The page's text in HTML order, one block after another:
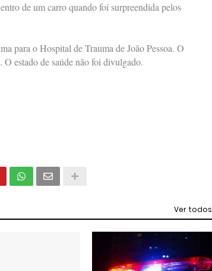
de um carro quando foi surpreendida pelos
para o Hospital de Trauma de João Pessoa. O
estado de saúde não foi divulgado.
Ver todos